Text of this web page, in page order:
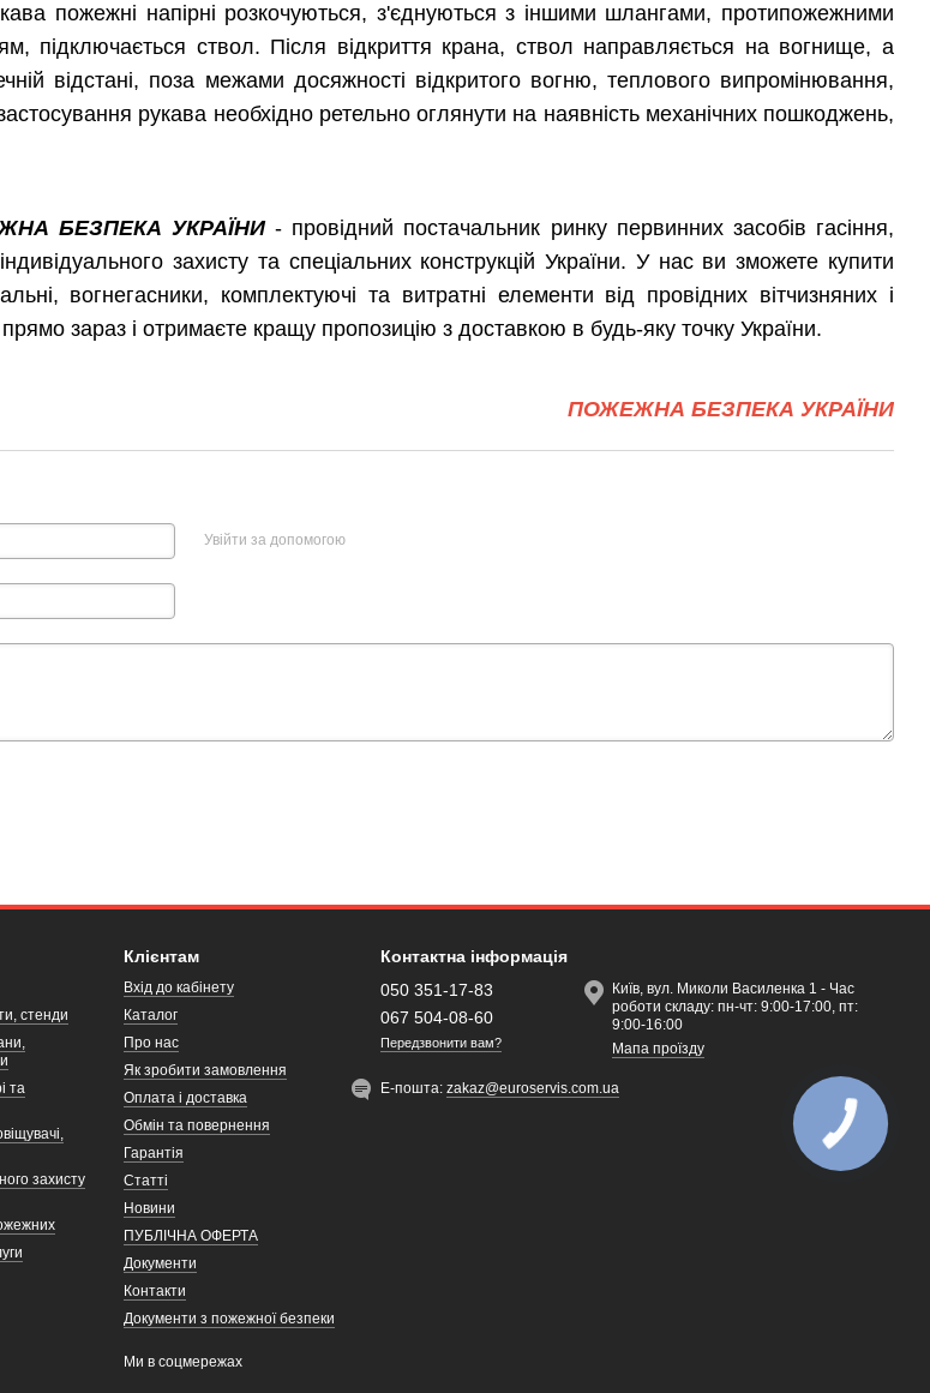
пожежні напірні розкочуються, з'єднуються з іншими шлангами, протипожежними
підключається ствол. Після відкриття крана, ствол направляється на вогнище, а
відстані, поза межами досяжності відкритого вогню, теплового випромінювання,
рукава необхідно ретельно оглянути на наявність механічних пошкоджень,
БЕЗПЕКА УКРАЇНИ - провідний постачальник ринку первинних засобів гасіння,
захисту та спеціальних конструкцій України. У нас ви зможете купити
вогнегасники, комплектуючі та витратні елементи від провідних вітчизняних і
зараз і отримаєте кращу пропозицію з доставкою в будь-яку точку України.
ПОЖЕЖНА БЕЗПЕКА УКРАЇНИ
Увійти за допомогою
стенди
та
захисту
Клієнтам
Вхід до кабінету
Каталог
Про нас
Як зробити замовлення
Оплата і доставка
Обмін та повернення
Гарантія
Статті
Новини
ПУБЛІЧНА ОФЕРТА
Документи
Контакти
Документи з пожежної безпеки
Ми в соцмережах
Контактна інформація
050 351-17-83
067 504-08-60
Передзвонити вам?
Київ, вул. Миколи Василенка 1 - Час
роботи складу: пн-чт: 9:00-17:00, пт:
9:00-16:00
Мапа проїзду
Е-пошта:zakaz@euroservis.com.ua